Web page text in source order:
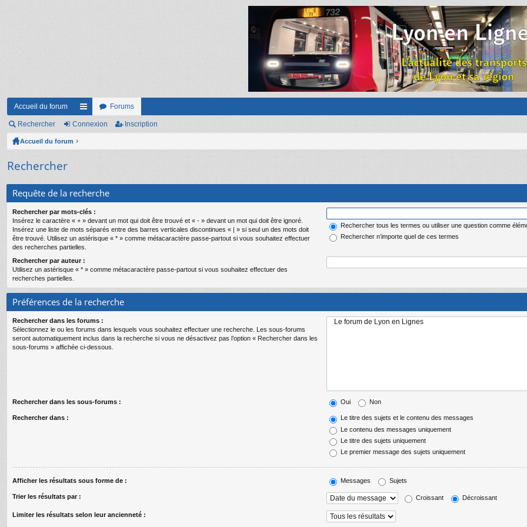
Accueil du forum
ac
s
Forums
Rechercher Connexion Inscription
Accueil du forum
Rechercher
Requête de la recherche
Rechercher par mots-clés :
Insérez le caractère « + » devant un mot qui doit être trouvé et « - » devant un mot qui doit être ignoré.
Insérez une liste de mots séparés entre des barres verticales discontinues « | » si seul un des mots doit
être trouvé. Utilisez un astérisque « * » comme métacaractère passe-partout si vous souhaitez effectuer
des recherches partielles.
Rechercher tous les termes ou utiliser une question comme
Rechercher n’importe quel de ces termes
Rechercher par auteur :
Utilisez un astérisque « * » comme métacaractère passe-partout si vous souhaitez effectuer des
recherches partielles.
Préférences de la recherche
Rechercher dans les forums :
Sélectionnez le ou les forums dans lesquels vous souhaitez effectuer une recherche. Les sous-forums
seront automatiquement inclus dans la recherche si vous ne désactivez pas l’option « Rechercher dans les
sous-forums » affichée ci-dessous.
Rechercher dans les sous-forums : Oui Non
Rechercher dans :
Le titre des sujets et le contenu des messages
Le contenu des messages uniquement
Le titre des sujets uniquement
Le premier message des sujets uniquement
Afficher les résultats sous forme de : Messages Sujets
Trier les résultats par : Croissant Décroissant
Limiter les résultats selon leur ancienneté :